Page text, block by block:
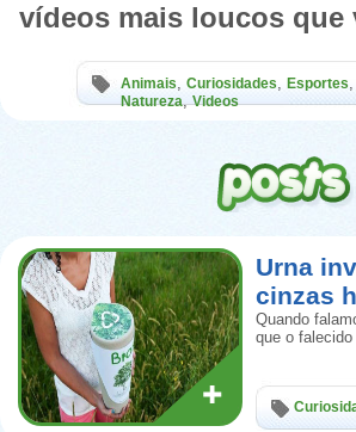
vídeos mais loucos que
Animais, Curiosidades, Esportes,
Natureza,Videos
Urna
cinzas
Quando
que o